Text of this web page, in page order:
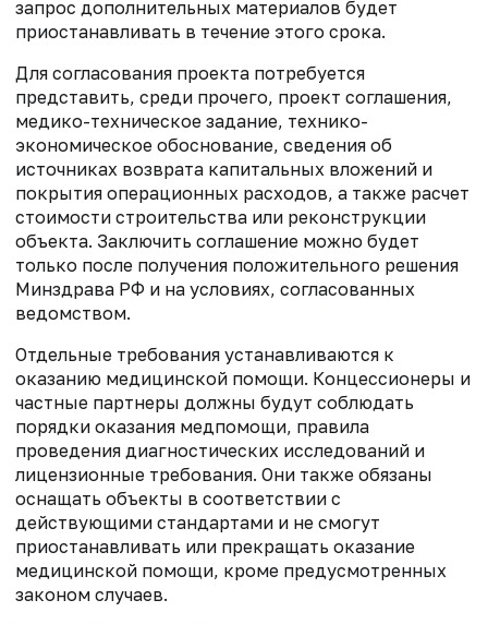
запрос дополнительных материалов будет
приостанавливать в течение этого срока.
Для согласования проекта потребуется
представить, среди прочего, проект соглашения,
медико-техническое задание, технико-
экономическое обоснование, сведения об
источниках возврата капитальных вложений и
покрытия операционных расходов, а также расчет
стоимости строительства или реконструкции
объекта. Заключить соглашение можно будет
только после получения положительного решения
Минздрава РФ и на условиях, согласованных
ведомством.
Отдельные требования устанавливаются к
оказанию медицинской помощи. Концессионеры и
частные партнеры должны будут соблюдать
порядки оказания медпомощи, правила
проведения диагностических исследований и
лицензионные требования. Они также обязаны
оснащать объекты в соответствии с
действующими стандартами и не смогут
приостанавливать или прекращать оказание
медицинской помощи, кроме предусмотренных
законом случаев.